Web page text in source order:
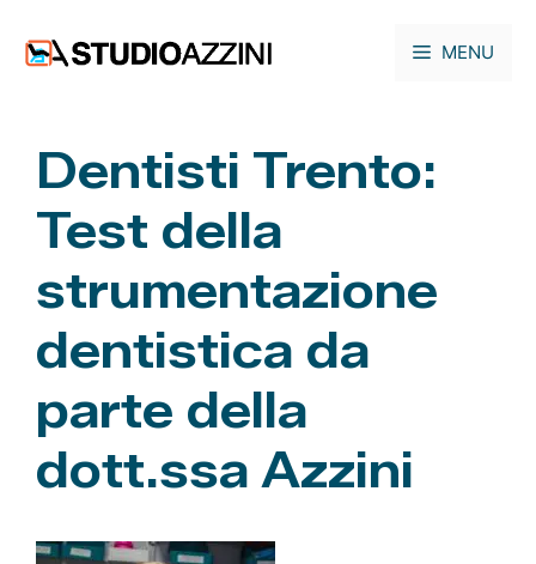
contenuto
MENU
Dentisti Trento:
Test della
strumentazione
dentistica da
parte della
dott.ssa Azzini